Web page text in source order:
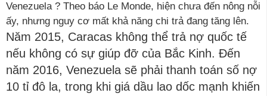
Venezuela ? Theo báo Le Monde, hiện chưa đến nông nỗi
ấy, nhưng nguy cơ mất khả năng chi trả đang tăng lên.
Năm 2015, Caracas không thể trả nợ quốc tế
nếu không có sự giúp đỡ của Bắc Kinh. Đến
năm 2016, Venezuela sẽ phải thanh toán số nợ
10 tỉ đô la, trong khi giá dầu lao dốc mạnh khiến